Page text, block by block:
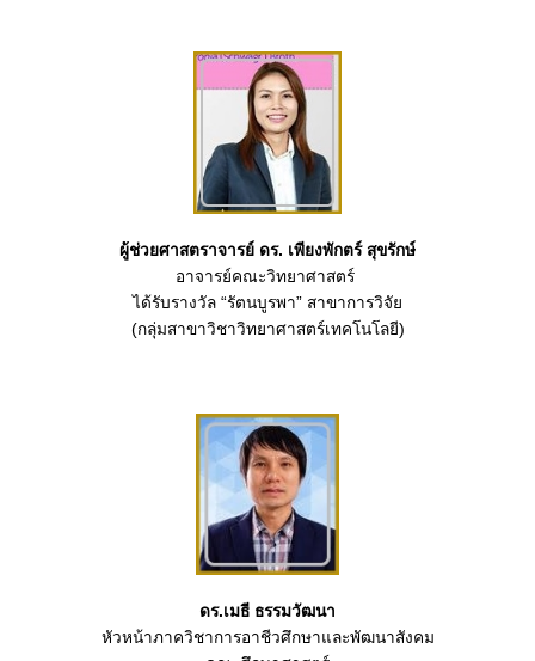
ผู้ช่วยศาสตราจารย์ ดร. เพียงพักตร์ สุขรักษ์
อาจารย์คณะวิทยาศาสตร์
ได้รับรางวัล “รัตนบูรพา” สาขาการวิจัย
(กลุ่มสาขาวิชาวิทยาศาสตร์เทคโนโลยี)
ดร.เมธี ธรรมวัฒนา
หัวหน้าภาควิชาการอาชีวศึกษาและพัฒนาสังคม